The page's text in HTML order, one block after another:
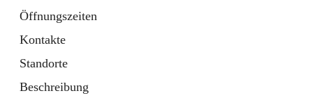
Öffnungszeiten
Kontakte
Standorte
Beschreibung